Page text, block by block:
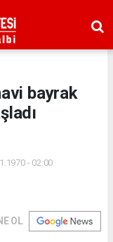
bayrak
- 02:00
OL